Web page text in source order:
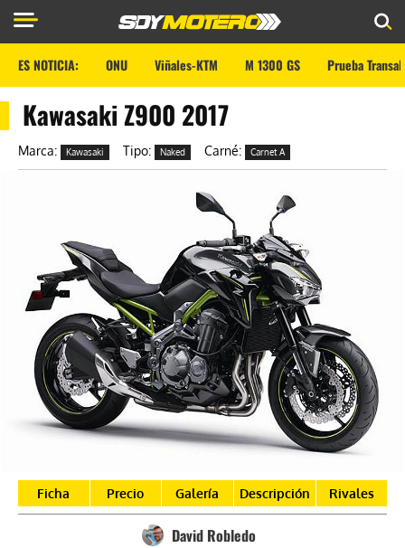
ES NOTICIA: ONU Viñales-KTM M 1300 GS Prueba
Kawasaki Z900 2017
Marca: Kawasaki Tipo: Naked Carné: Carnet A
Ficha Precio Galería Descripción Rivales
David Robledo